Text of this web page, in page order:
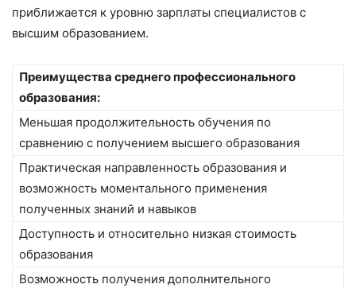
приближается к уровню зарплаты специалистов с
высшим образованием.
Преимущества среднего профессионального
образования:
Меньшая продолжительность обучения по
сравнению с получением высшего образования
Практическая направленность образования и
возможность моментального применения
полученных знаний и навыков
Доступность и относительно низкая стоимость
образования
Возможность получения дополнительного